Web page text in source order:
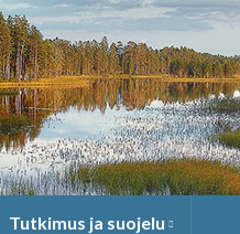
Tutkimus ja suojelu